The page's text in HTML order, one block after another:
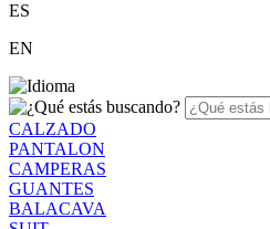
ES
EN
CALZADO
PANTALON
CAMPERAS
GUANTES
BALACAVA